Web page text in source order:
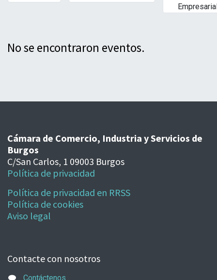
No se encontraron eventos.
Cámara de Comercio, Industria y Servicios de
Burgos
C/San Carlos, 1 09003 Burgos
Política de privacidad
Política de privacidad en RRSS
Política de cookies
Aviso legal
Contacte con nosotros
Contáctenos